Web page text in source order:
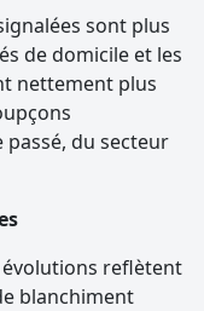
sont plus
de domicile et les
nettement plus
du secteur
reflètent
blanchiment